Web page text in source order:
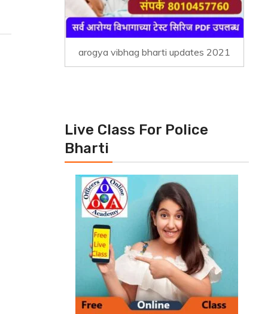
arogya vibhag bharti updates 2021
Live Class For Police
Bharti